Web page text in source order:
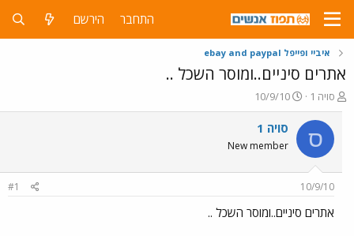
התחבר הירשם
איביי ופייפל ebay and paypal
אתרים סיניים..ומוסר השכל ..
פ
ו
ת
ח
ה
ו
ש
א
סויה 1
פ
ו
ר
ם
ר
10/9/10
ס סויה 1
New member
10/9/10
#1
אתרים סיניים..ומוסר השכל ..